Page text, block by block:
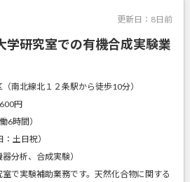
更新日： 8日前
学研究室での有機合成実験業
南北線北１２条駅から徒歩10分）
円
6時間）
土日祝）
分析、合成実験）
で実験補助業務です。天然化合物に関する